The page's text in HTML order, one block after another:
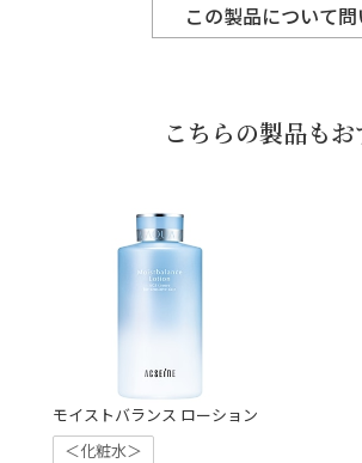
この製品について
こちらの製品も
モイストバランス ローション
＜化粧水＞